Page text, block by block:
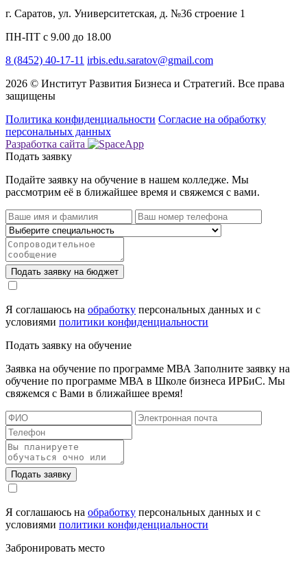
г. Саратов, ул. Университетская, д. №36 строение 1
ПН-ПТ с 9.00 до 18.00
8 (8452) 40-17-11 irbis.edu.saratov@gmail.com
2026 © Институт Развития Бизнеса и Стратегий. Все права
защищены
Политика конфиденциальности Cогласие на обработку
персональных данных
Разработка сайта
Подать заявку
Подайте заявку на обучение в нашем колледже. Мы
рассмотрим её в ближайшее время и свяжемся с вами.
Подать заявку на бюджет
Я соглашаюсь на обработку персональных данных и с
условиями политики конфиденциальности
Подать заявку на обучение
Заявка на обучение по программе МВА Заполните заявку на
обучение по программе МВА в Школе бизнеса ИРБиС. Мы
свяжемся с Вами в ближайшее время!
Подать заявку
Я соглашаюсь на обработку персональных данных и с
условиями политики конфиденциальности
Забронировать место